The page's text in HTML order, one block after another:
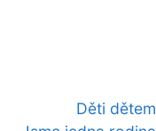
Děti dětem